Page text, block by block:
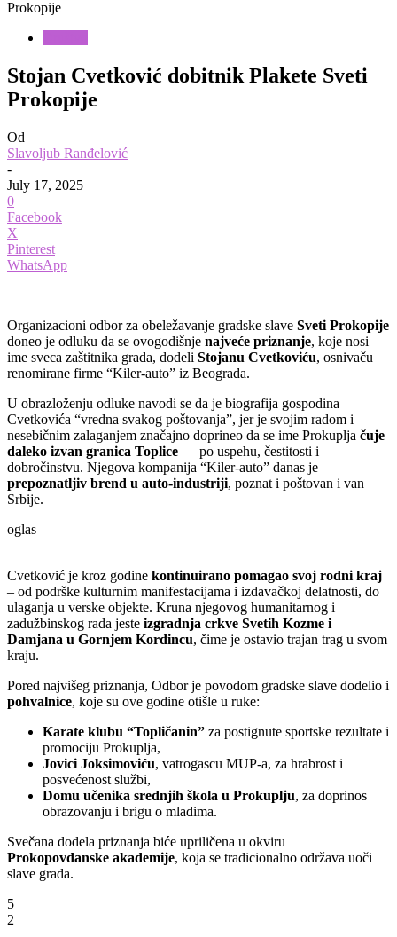
Prokopije
Stojan Cvetković dobitnik Plakete Sveti
Prokopije
Od
Slavoljub Ranđelović
-
July 17, 2025
0
Facebook
X
Pinterest
WhatsApp
Organizacioni odbor za obeležavanje gradske slave Sveti Prokopije
doneo je odluku da se ovogodišnje najveće priznanje, koje nosi
ime sveca zaštitnika grada, dodeli Stojanu Cvetkoviću, osnivaču
renomirane firme “Kiler-auto” iz Beograda.
U obrazloženju odluke navodi se da je biografija gospodina
Cvetkovića “vredna svakog poštovanja”, jer je svojim radom i
nesebičnim zalaganjem značajno doprineo da se ime Prokuplja čuje
daleko izvan granica Toplice — po uspehu, čestitosti i
dobročinstvu. Njegova kompanija “Kiler-auto” danas je
prepoznatljiv brend u auto-industriji, poznat i poštovan i van
Srbije.
oglas
Cvetković je kroz godine kontinuirano pomagao svoj rodni kraj
– od podrške kulturnim manifestacijama i izdavačkoj delatnosti, do
ulaganja u verske objekte. Kruna njegovog humanitarnog i
zadužbinskog rada jeste izgradnja crkve Svetih Kozme i
Damjana u Gornjem Kordincu, čime je ostavio trajan trag u svom
kraju.
Pored najvišeg priznanja, Odbor je povodom gradske slave dodelio i
pohvalnice, koje su ove godine otišle u ruke:
Karate klubu “Topličanin” za postignute sportske rezultate i
promociju Prokuplja,
Jovici Joksimoviću, vatrogascu MUP-a, za hrabrost i
posvećenost službi,
Domu učenika srednjih škola u Prokuplju, za doprinos
obrazovanju i brigu o mladima.
Svečana dodela priznanja biće upriličena u okviru
Prokopovdanske akademije, koja se tradicionalno održava uoči
slave grada.
5
2